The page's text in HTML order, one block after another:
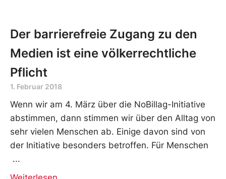
Der barrierefreie Zugang zu den
Medien ist eine völkerrechtliche
Pflicht
1. Februar 2018
Wenn wir am 4. März über die NoBillag-Initiative
abstimmen, dann stimmen wir über den Alltag von
sehr vielen Menschen ab. Einige davon sind von
der Initiative besonders betroffen. Für Menschen